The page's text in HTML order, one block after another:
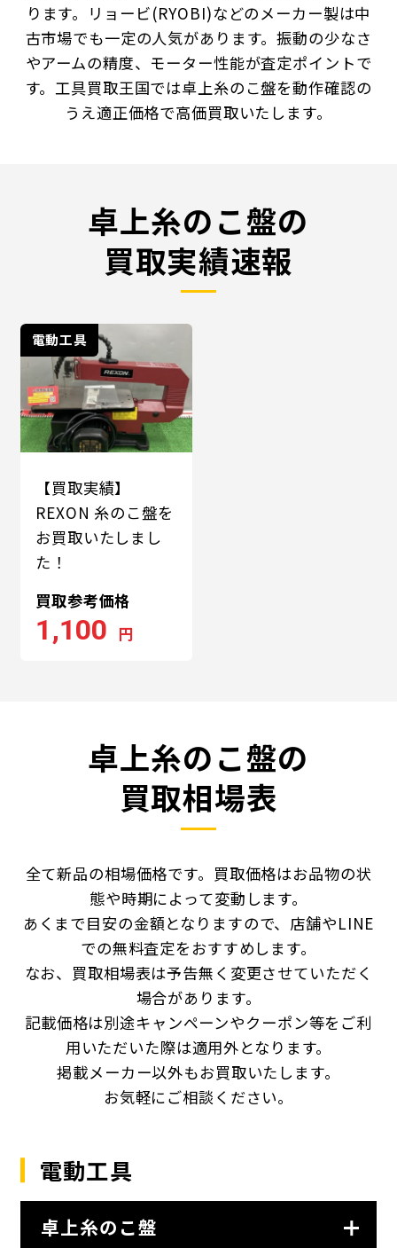
ります。リョービ(RYOBI)などのメーカー製は中
古市場でも一定の人気があります。振動の少なさ
やアームの精度、モーター性能が査定ポイントで
す。工具買取王国では卓上糸のこ盤を動作確認の
うえ適正価格で高価買取いたします。
卓上糸のこ盤の
買取実績速報
電動工具
【買取実績】
REXON 糸のこ盤を
お買取いたしまし
た！
買取参考価格
1,100 円
卓上糸のこ盤の
買取相場表
全て新品の相場価格です。買取価格はお品物の状
態や時期によって変動します。
あくまで目安の金額となりますので、店舗やLINE
での無料査定をおすすめします。
なお、買取相場表は予告無く変更させていただく
場合があります。
記載価格は別途キャンペーンやクーポン等をご利
用いただいた際は適用外となります。
掲載メーカー以外もお買取いたします。
お気軽にご相談ください。
電動工具
卓上糸のこ盤